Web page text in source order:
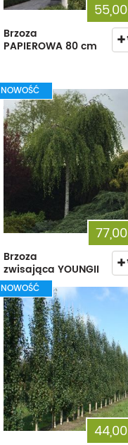
55,00
Brzoza
PAPIEROWA 80 cm
NOWOŚĆ
77,00
Brzoza
zwisająca YOUNGII
NOWOŚĆ
44,00